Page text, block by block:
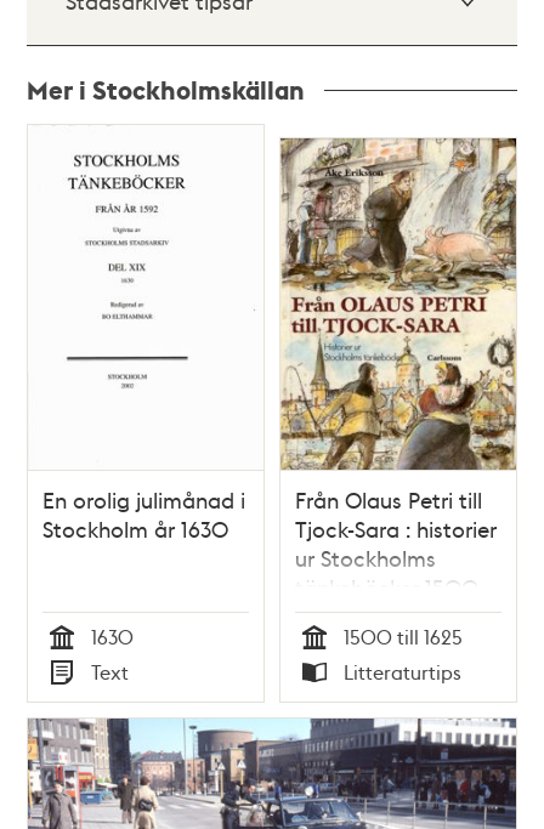
Mer i Stockholmskällan
poster
En orolig julimånad i
Stockholm år 1630
Tid
1630
Typ
Text
Från Olaus Petri till
Tjock-Sara : historier
ur Stockholms
tänkeböcker 1500-
1625 / Åke Eriksson
Tid
1500 till 1625
Typ
Litteraturtips